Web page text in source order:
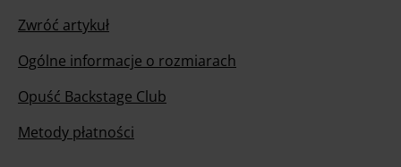
Zwróć artykuł
Ogólne informacje o rozmiarach
Opuść Backstage Club
Metody płatności